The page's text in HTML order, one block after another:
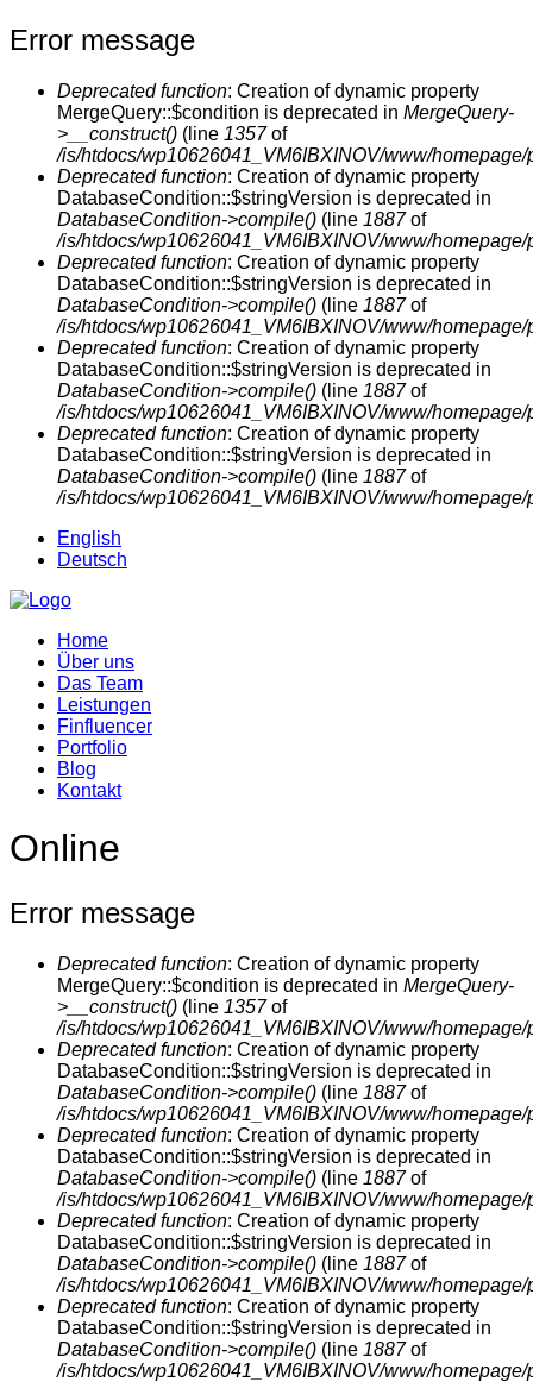
Error message
Deprecated function: Creation of dynamic property
MergeQuery::$condition is deprecated in MergeQuery-
>__construct() (line 1357of
/is/htdocs/wp10626041_VM6IBXINOV/www/
Deprecated function: Creation of dynamic property
DatabaseCondition::$stringVersion is deprecated in
DatabaseCondition->compile() (line 1887of
/is/htdocs/wp10626041_VM6IBXINOV/www/
Deprecated function: Creation of dynamic property
DatabaseCondition::$stringVersion is deprecated in
DatabaseCondition->compile() (line 1887of
/is/htdocs/wp10626041_VM6IBXINOV/www/
Deprecated function: Creation of dynamic property
DatabaseCondition::$stringVersion is deprecated in
DatabaseCondition->compile() (line 1887of
/is/htdocs/wp10626041_VM6IBXINOV/www/
Deprecated function: Creation of dynamic property
DatabaseCondition::$stringVersion is deprecated in
DatabaseCondition->compile() (line 1887of
/is/htdocs/wp10626041_VM6IBXINOV/www/
English
Deutsch
Home
Über uns
Das Team
Leistungen
Finfluencer
Portfolio
Blog
Kontakt
Online
Error message
Deprecated function: Creation of dynamic property
MergeQuery::$condition is deprecated in MergeQuery-
>__construct() (line 1357of
/is/htdocs/wp10626041_VM6IBXINOV/www/
Deprecated function: Creation of dynamic property
DatabaseCondition::$stringVersion is deprecated in
DatabaseCondition->compile() (line 1887of
/is/htdocs/wp10626041_VM6IBXINOV/www/
Deprecated function: Creation of dynamic property
DatabaseCondition::$stringVersion is deprecated in
DatabaseCondition->compile() (line 1887of
/is/htdocs/wp10626041_VM6IBXINOV/www/
Deprecated function: Creation of dynamic property
DatabaseCondition::$stringVersion is deprecated in
DatabaseCondition->compile() (line 1887of
/is/htdocs/wp10626041_VM6IBXINOV/www/
Deprecated function: Creation of dynamic property
DatabaseCondition::$stringVersion is deprecated in
DatabaseCondition->compile() (line 1887of
/is/htdocs/wp10626041_VM6IBXINOV/www/